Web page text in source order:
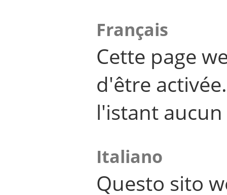
Français
Cette page
d'être
l'istant
Italiano
Questo sito